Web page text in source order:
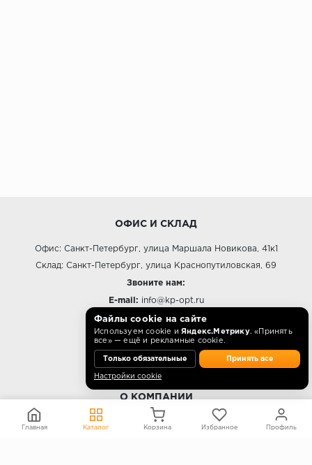
ОФИС И СКЛАД
Офис: Санкт-Петербург, улица Маршала Новикова, 41к1
Склад: Санкт-Петербург, улица Краснопутиловская, 69
Звоните нам:
E-mail: info@kp-opt.ru
Режим работы
10:00 - 18:00 пн-пт.
О КОМПАНИИ
Контакты
Файлы cookie на сайте
Используем cookie и Яндекс.Метрику. «Принять
все» — ещё и рекламные cookie.
Только обязательные Принять все
Настройки cookie
Главная Каталог Корзина Избранное Профиль